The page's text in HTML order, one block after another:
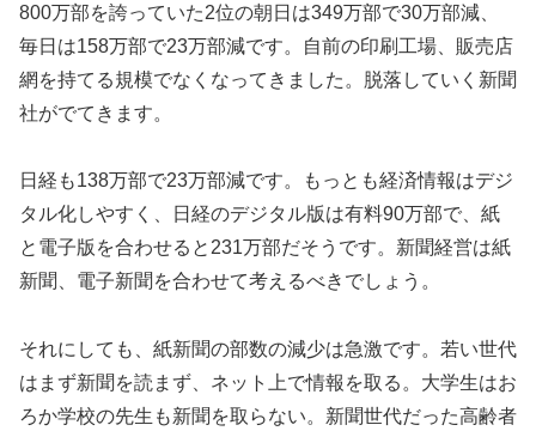
800万部を誇っていた2位の朝日は349万部で30万部減、
毎日は158万部で23万部減です。自前の印刷工場、販売店
網を持てる規模でなくなってきました。脱落していく新聞
社がでてきます。
日経も138万部で23万部減です。もっとも経済情報はデジ
タル化しやすく、日経のデジタル版は有料90万部で、紙
と電子版を合わせると231万部だそうです。新聞経営は紙
新聞、電子新聞を合わせて考えるべきでしょう。
それにしても、紙新聞の部数の減少は急激です。若い世代
はまず新聞を読まず、ネット上で情報を取る。大学生はお
ろか学校の先生も新聞を取らない。新聞世代だった高齢者